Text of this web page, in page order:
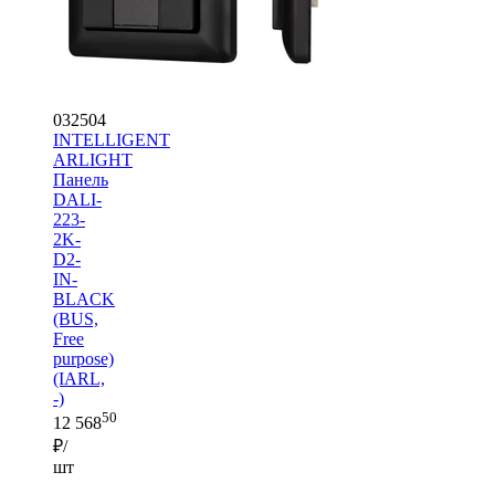
032504
INTELLIGENT
ARLIGHT
Панель
DALI-
223-
2K-
D2-
IN-
BLACK
(BUS,
Free
purpose)
(IARL,
-)
12 56850
₽/
шт